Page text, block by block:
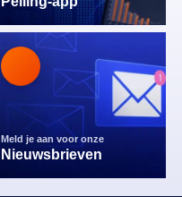
Meld je aan voor onze
Nieuwsbrieven